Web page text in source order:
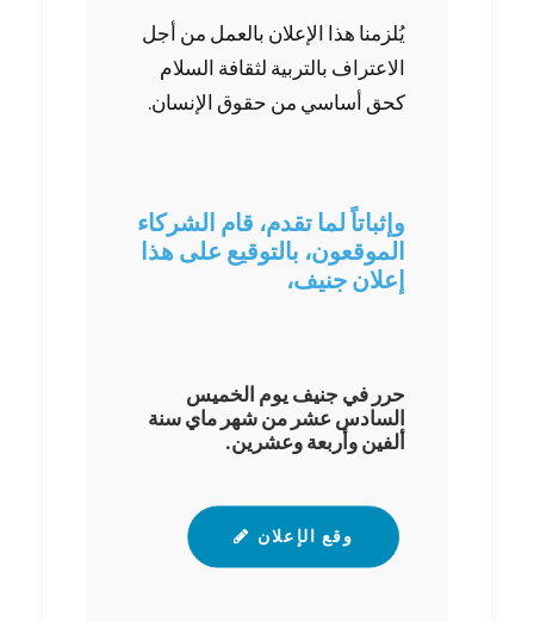
يُلزمنا هذا الإعلان بالعمل من أجل
الاعتراف بالتربية لثقافة السلام
كحق أساسي من حقوق الإنسان.
وإثباتاً لما تقدم، قام الشركاء
الموقعون، بالتوقيع على هذا
إعلان جنيف،
حرر في جنيف يوم الخميس
السادس عشر من شهر ماي سنة
ألفين وأربعة وعشرين.‬
وقع الإعلان